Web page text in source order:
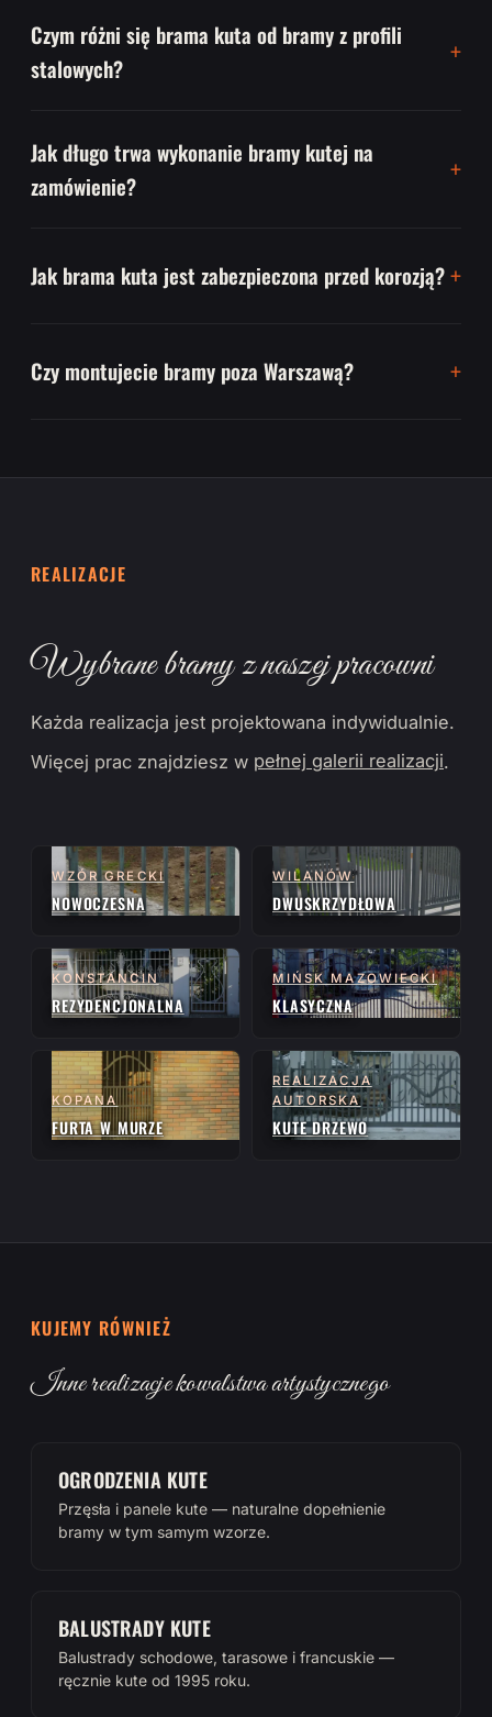
Czym różni się brama kuta od bramy z profili
stalowych?
Jak długo trwa wykonanie bramy kutej na
zamówienie?
Jak brama kuta jest zabezpieczona przed korozją?
Czy montujecie bramy poza Warszawą?
REALIZACJE
Wybrane bramy z naszej pracowni
Każda realizacja jest projektowana indywidualnie.
Więcej prac znajdziesz w pełnej galerii realizacji.
WZÓR GRECKI
NOWOCZESNA
WILANÓW
DWUSKRZYDŁOWA
KONSTANCIN
REZYDENCJONALNA
MIŃSK MAZOWIECKI
KLASYCZNA
KOPANA
FURTA W MURZE
REALIZACJA
AUTORSKA
KUTE DRZEWO
KUJEMY RÓWNIEŻ
Inne realizacje kowalstwa artystycznego
OGRODZENIA KUTE
Przęsła i panele kute — naturalne dopełnienie
bramy w tym samym wzorze.
BALUSTRADY KUTE
Balustrady schodowe, tarasowe i francuskie —
ręcznie kute od 1995 roku.